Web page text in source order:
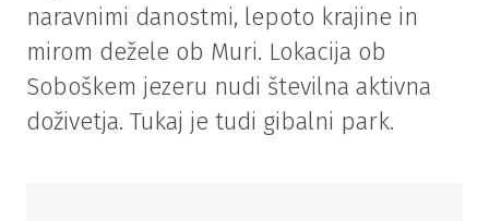
naravnimi danostmi, lepoto krajine in
mirom dežele ob Muri. Lokacija ob
Soboškem jezeru nudi številna aktivna
doživetja. Tukaj je tudi gibalni park.